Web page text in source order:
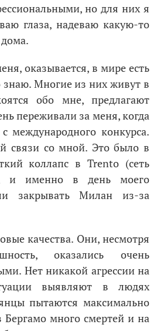
но для них я
глаза, надеваю какую-то
оказывается, в мире есть
знаю. Многие из них живут в
обо мне, предлагают
переживали за меня, когда
международного конкурса.
связи со мной. Это было в
коллапс в Trento (сеть
и именно в день моего
закрывать Милан из-за
качества. Они, несмотря
оказались очень
Нет никакой агрессии на
выявляют в людях
пытаются максимально
Бергамо много смертей и на